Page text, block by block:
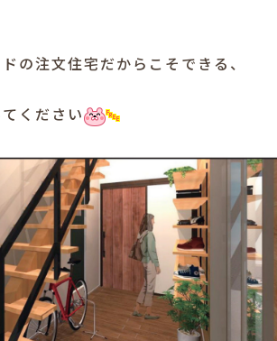
の注文住宅だからこそできる、
ください